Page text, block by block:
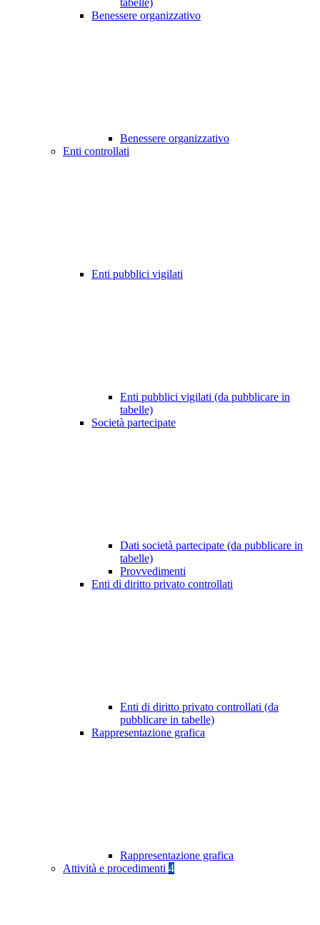
tabelle)
Benessere organizzativo
Benessere organizzativo
Enti controllati
Enti pubblici vigilati
Enti pubblici vigilati (da pubblicare in
tabelle)
Società partecipate
Dati società partecipate (da pubblicare in
tabelle)
Provvedimenti
Enti di diritto privato controllati
Enti di diritto privato controllati (da
pubblicare in tabelle)
Rappresentazione grafica
Rappresentazione grafica
Attività e procedimenti 4